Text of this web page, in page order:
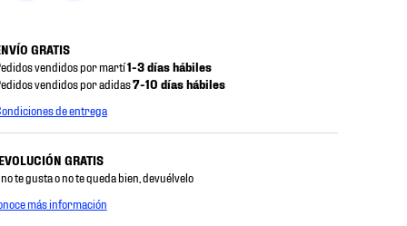
GRATIS
vendidos por martí1-3 días hábiles
vendidos por adidas7-10 días hábiles
de entrega
GRATIS
te gusta o no te queda bien, devuélvelo
más información